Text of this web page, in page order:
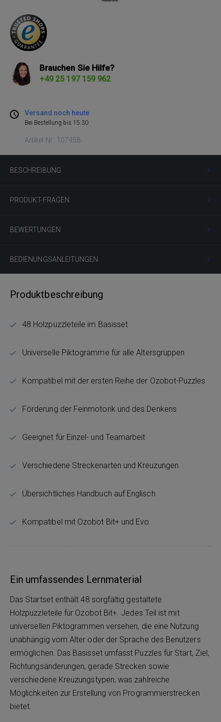
Brauchen Sie Hilfe?
+49 25 197 159 962
Versand noch heute
Bei Bestellung bis 15:30
Artikel Nr.: 107458
BESCHREIBUNG
PRODUKT-FRAGEN
BEWERTUNGEN
BEDIENUNGSANLEITUNGEN
Produktbeschreibung
48 Holzpuzzleteile im Basisset
Universelle Piktogramme für alle Altersgruppen
Kompatibel mit der ersten Reihe der Ozobot-Puzzles
Förderung der Feinmotorik und des Denkens
Geeignet für Einzel- und Teamarbeit
Verschiedene Streckenarten und Kreuzungen
Übersichtliches Handbuch auf Englisch
Kompatibel mit Ozobot Bit+ und Evo
Ein umfassendes Lernmaterial
Das Startset enthält 48 sorgfältig gestaltete
Holzpuzzleteile für Ozobot Bit+. Jedes Teil ist mit
universellen Piktogrammen versehen, die eine Nutzung
unabhängig vom Alter oder der Sprache des Benutzers
ermöglichen. Das Basisset umfasst Puzzles für Start, Ziel,
Richtungsänderungen, gerade Strecken sowie
verschiedene Kreuzungstypen, was zahlreiche
Möglichkeiten zur Erstellung von Programmierstrecken
bietet.